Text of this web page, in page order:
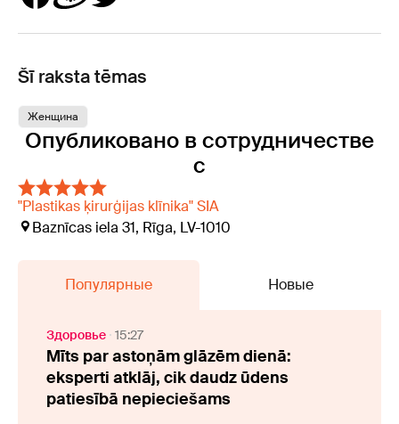
Šī raksta tēmas
Женщина
Опубликовано в сотрудничестве
с
"Plastikas ķirurģijas klīnika" SIA
Baznīcas iela 31, Rīga, LV-1010
Популярные Новые
Здоровье 15:27
Mīts par astoņām glāzēm dienā:
eksperti atklāj, cik daudz ūdens
patiesībā nepieciešams